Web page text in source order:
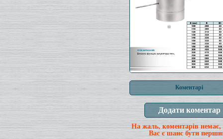
Коментарі
На жаль, коментарів немає,
Вас є шанс бути